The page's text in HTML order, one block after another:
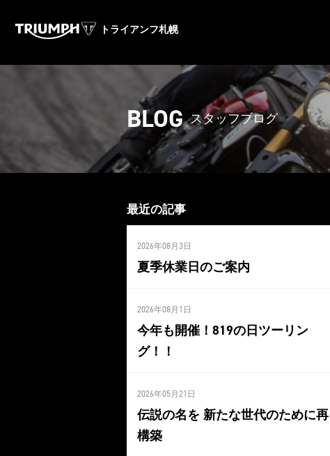
トライアンフ札幌
BLOG スタッフブログ
最近の記事
2026年08月3日
夏季休業日のご案内
2026年08月1日
今年も開催！819の日ツーリン
グ！！
2026年05月21日
伝説の名を 新たな世代のために再
構築